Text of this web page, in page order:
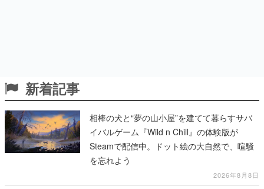
新着記事
相棒の犬と“夢の山小屋”を建てて暮らすサバ
イバルゲーム『Wild n Chill』の体験版が
Steamで配信中。ドット絵の大自然で、喧騒
を忘れよう
2026年8月8日